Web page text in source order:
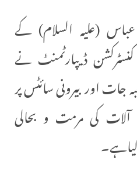
(علیہ السلام) کے
کنسٹرکشن ڈیپارٹمنٹ نے
اور بیرونی سائٹس پر
آلات کی مرمت و بحالی